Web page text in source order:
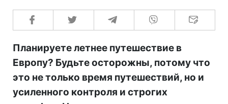
Планируете летнее путешествие в
Европу? Будьте осторожны, потому что
это не только время путешествий, но и
усиленного контроля и строгих